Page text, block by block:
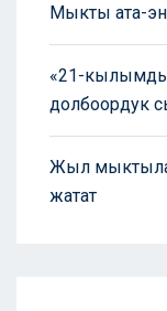
Мыкты ата-
«21-
долбоордук
Жыл
жатат